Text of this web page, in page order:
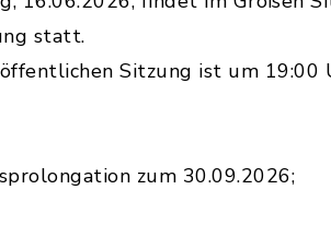
statt.
Sitzung ist um 19:00
zum 30.09.2026;